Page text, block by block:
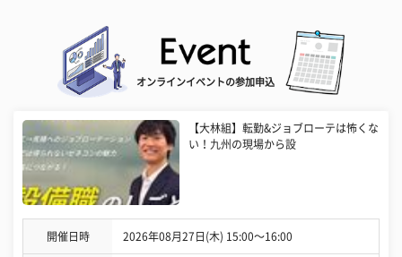
オンラインイベントの参加申込
【大林組】転勤&ジョブローテは怖くな
い！九州の現場から設
開催日時 2026年08月27日(木) 15:00〜16:00